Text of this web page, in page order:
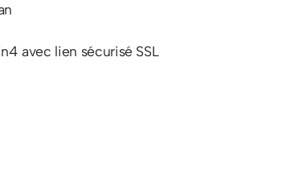
avec lien sécurisé SSL